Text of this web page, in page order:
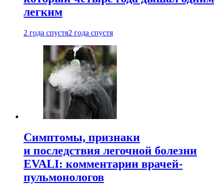
легким
2 года спустя2 года спустя
Симптомы, признаки
и последствия легочной болезни
EVALI: комментарии врачей-
пульмонологов